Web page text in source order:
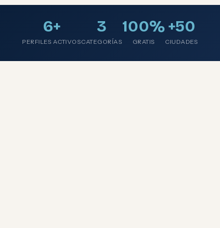
6+
PERFILES ACTIVOS
3
CATEGORÍAS
100%
GRATIS
+50
CIUDADES